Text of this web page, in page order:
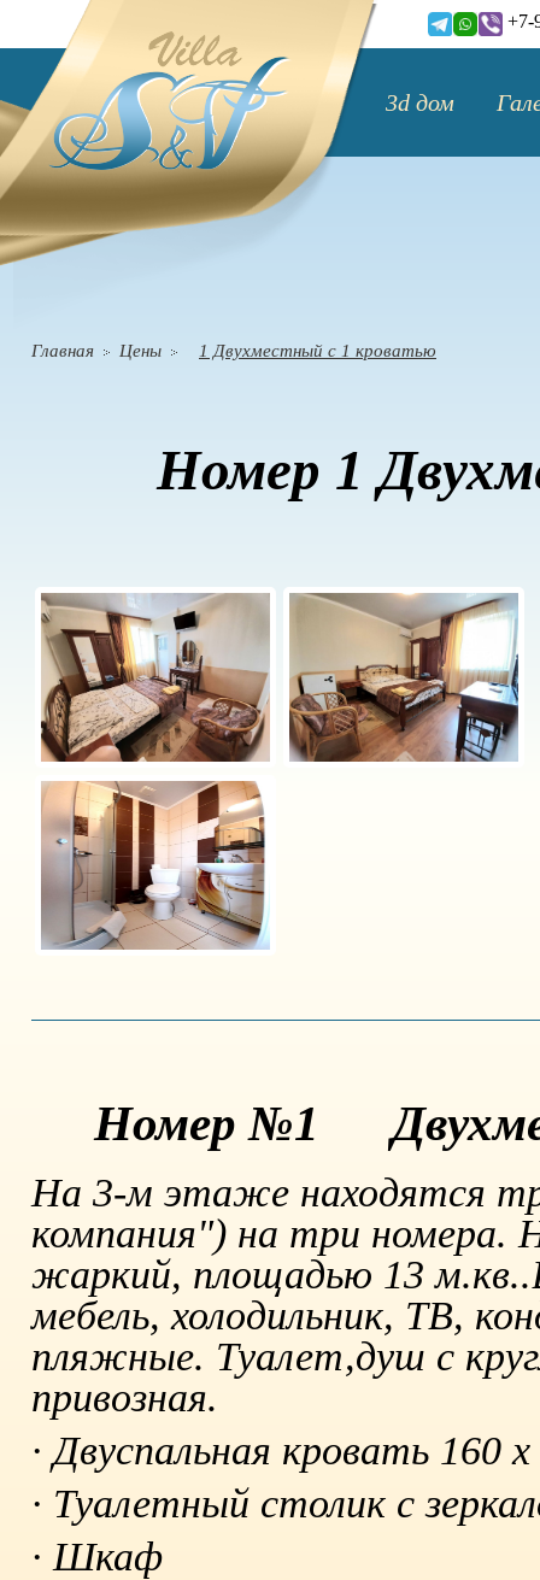
+7-
3d дом
Главная Цены 1 Двухместный с 1 кроватью
Номер 1
Номер №1
На 3-м этаже находятся
компания") на три номера.
жаркий, площадью 13
мебель, холодильник, ТВ,
пляжные. Туалет,душ с
привозная.
·Двуспальная кровать 160
· Туалетный столик с
· Шкаф